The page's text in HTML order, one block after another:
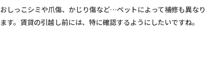
おしっこシミや爪傷、かじり傷など…ペットによって補修も異なり
ます。賃貸の引越し前には、特に確認するようにしたいですね。